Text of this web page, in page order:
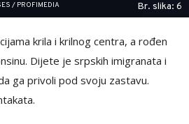
/ PROFIMEDIA Br. slika: 6
krila i krilnog centra, a rođen
Dijete je srpskih imigranata i
ga privoli pod svoju zastavu.